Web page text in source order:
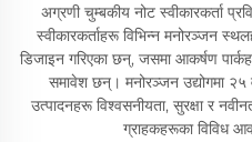
अग्रणी चुम्बकीय नोट स्वीकारकर्ता
स्वीकारकर्ताहरू विभिन्न मनोरञ्जन
डिजाइन गरिएका छन्, जसमा आकर्षण
समावेश छन्। मनोरञ्जन उद्योगमा २५
उत्पादनहरू विश्वसनीयता, सुरक्षा र
ग्राहकहरूका विविध